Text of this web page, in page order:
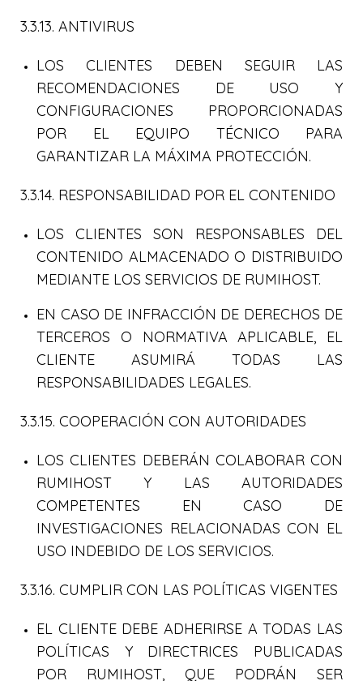
3.3.13. ANTIVIRUS
LOS CLIENTES DEBEN SEGUIR LAS
RECOMENDACIONES DE USO Y
CONFIGURACIONES PROPORCIONADAS
POR EL EQUIPO TÉCNICO PARA
GARANTIZAR LA MÁXIMA PROTECCIÓN.
3.3.14. RESPONSABILIDAD POR EL CONTENIDO
LOS CLIENTES SON RESPONSABLES DEL
CONTENIDO ALMACENADO O DISTRIBUIDO
MEDIANTE LOS SERVICIOS DE RUMIHOST.
EN CASO DE INFRACCIÓN DE DERECHOS DE
TERCEROS O NORMATIVA APLICABLE, EL
CLIENTE ASUMIRÁ TODAS LAS
RESPONSABILIDADES LEGALES.
3.3.15. COOPERACIÓN CON AUTORIDADES
LOS CLIENTES DEBERÁN COLABORAR CON
RUMIHOST Y LAS AUTORIDADES
COMPETENTES EN CASO DE
INVESTIGACIONES RELACIONADAS CON EL
USO INDEBIDO DE LOS SERVICIOS.
3.3.16. CUMPLIR CON LAS POLÍTICAS VIGENTES
EL CLIENTE DEBE ADHERIRSE A TODAS LAS
POLÍTICAS Y DIRECTRICES PUBLICADAS
POR RUMIHOST, QUE PODRÁN SER